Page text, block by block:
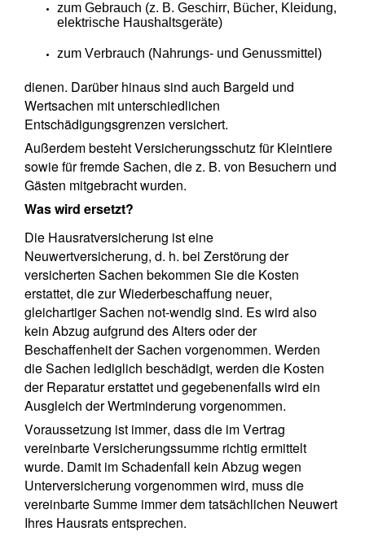
zum Gebrauch (z. B. Geschirr, Bücher, Kleidung,
elektrische Haushaltsgeräte)
zum Verbrauch (Nahrungs- und Genussmittel)
dienen. Darüber hinaus sind auch Bargeld und
Wertsachen mit unterschiedlichen
Entschädigungsgrenzen versichert.
Außerdem besteht Versicherungsschutz für Kleintiere
sowie für fremde Sachen, die z. B. von Besuchern und
Gästen mitgebracht wurden.
Was wird ersetzt?
Die Hausratversicherung ist eine
Neuwertversicherung, d. h. bei Zerstörung der
versicherten Sachen bekommen Sie die Kosten
erstattet, die zur Wiederbeschaffung neuer,
gleichartiger Sachen not-wendig sind. Es wird also
kein Abzug aufgrund des Alters oder der
Beschaffenheit der Sachen vorgenommen. Werden
die Sachen lediglich beschädigt, werden die Kosten
der Reparatur erstattet und gegebenenfalls wird ein
Ausgleich der Wertminderung vorgenommen.
Voraussetzung ist immer, dass die im Vertrag
vereinbarte Versicherungssumme richtig ermittelt
wurde. Damit im Schadenfall kein Abzug wegen
Unterversicherung vorgenommen wird, muss die
vereinbarte Summe immer dem tatsächlichen Neuwert
Ihres Hausrats entsprechen.